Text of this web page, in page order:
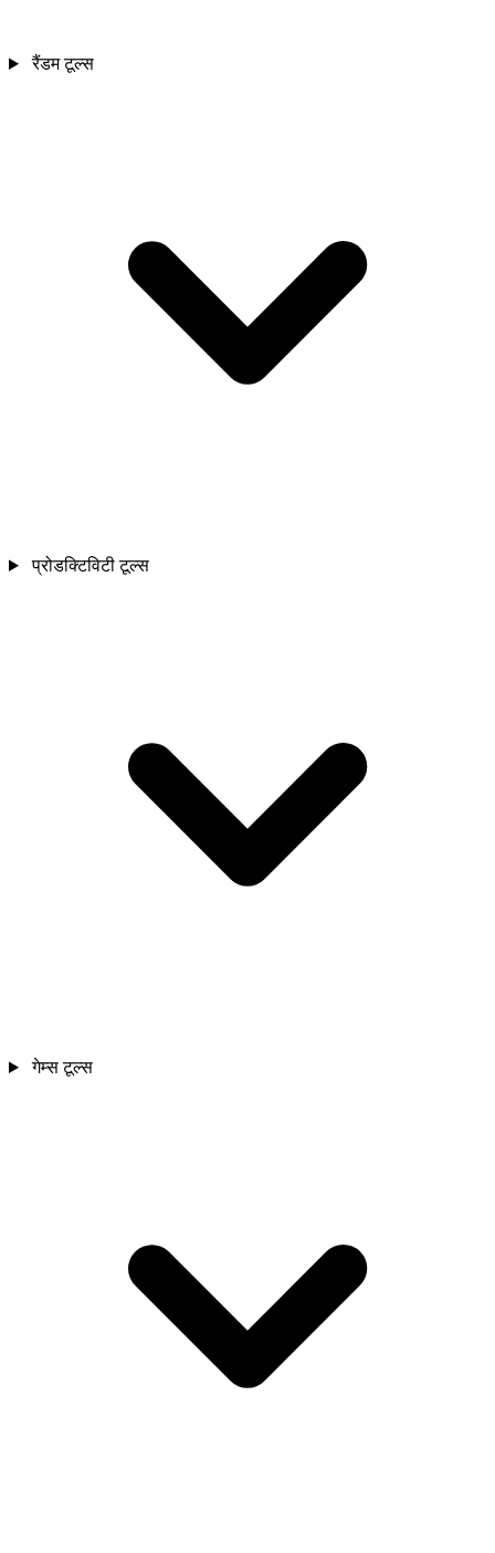
रैंडम टूल्स
प्रोडक्टिविटी टूल्स
गेम्स टूल्स